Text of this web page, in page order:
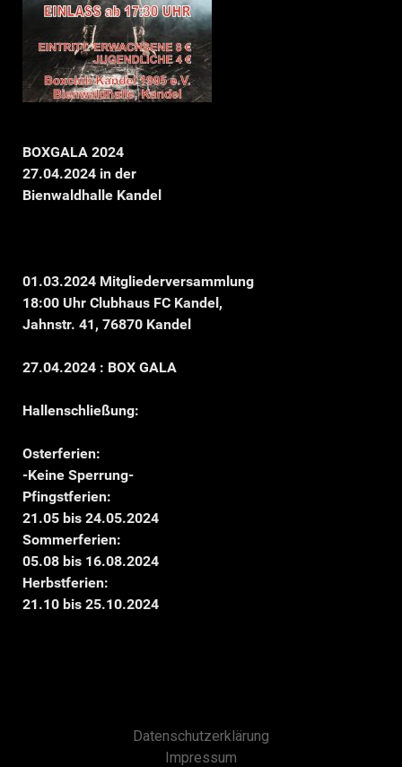
BOXGALA 2024
27.04.2024 in der
Bienwaldhalle Kandel
01.03.2024 Mitgliederversammlung
18:00 Uhr Clubhaus FC Kandel,
Jahnstr. 41, 76870 Kandel
27.04.2024 : BOX GALA
Hallenschließung:
Osterferien:
-Keine Sperrung-
Pfingstferien:
21.05 bis 24.05.2024
Sommerferien:
05.08 bis 16.08.2024
Herbstferien:
21.10 bis 25.10.2024
Datenschutzerklärung
Impressum